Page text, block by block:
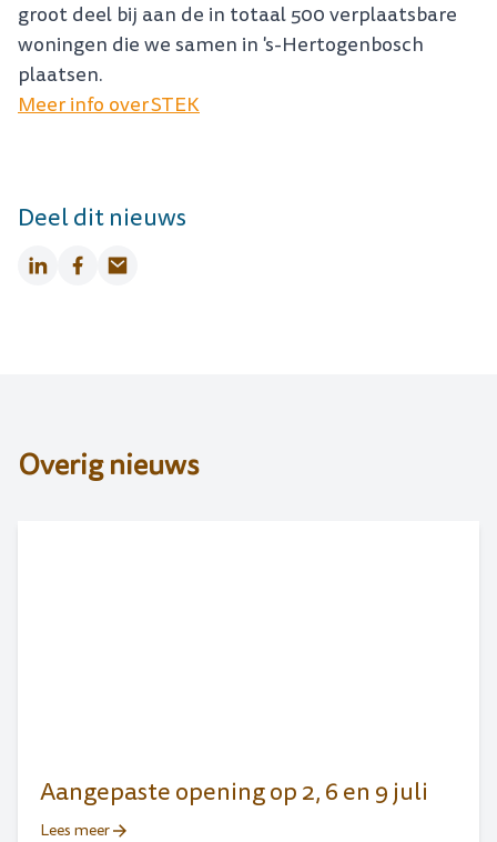
groot deel bij aan de in totaal 500 verplaatsbare
woningen die we samen in 's-Hertogenbosch
plaatsen.
Meer info over STEK
Deel dit nieuws
LinkedInFacebook
Email
Overig nieuws
Aangepaste opening op 2, 6 en 9 juli
Lees meer